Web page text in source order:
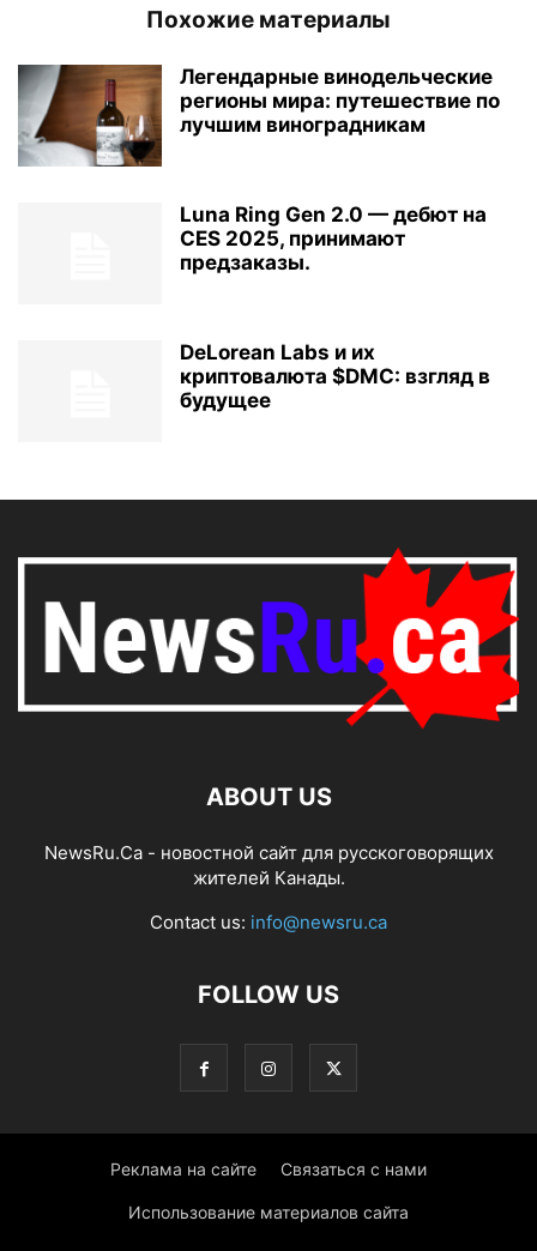
Похожие материалы
Легендарные винодельческие
регионы мира: путешествие по
лучшим виноградникам
Luna Ring Gen 2.0 — дебют на
CES 2025, принимают
предзаказы.
DeLorean Labs и их
криптовалюта $DMC: взгляд в
будущее
ABOUT US
NewsRu.Ca - новостной сайт для русскоговорящих
жителей Канады.
Contact us: info@newsru.ca
FOLLOW US
Реклама на сайте Связаться с нами
Использование материалов сайта